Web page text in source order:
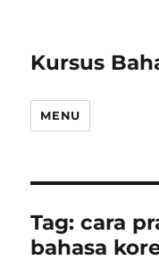
Kursus
MENU
Tag:cara
bahasa